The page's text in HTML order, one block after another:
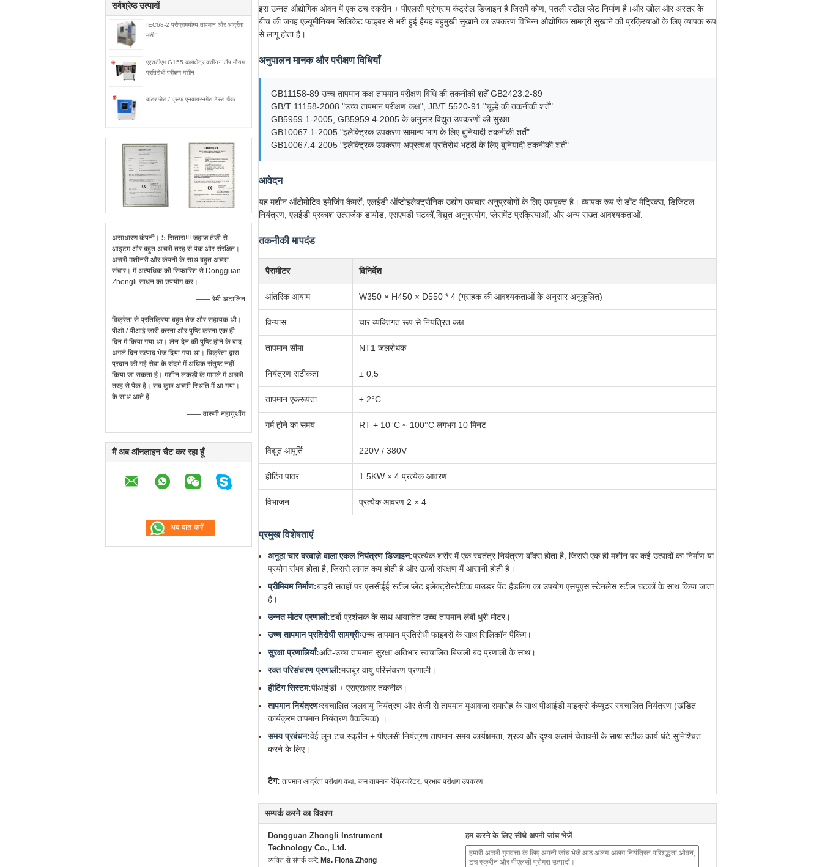
सर्वश्रेष्ठ उत्पादों
IEC68-2 प्रोग्रामयोग्य तापमान और आर्द्रता
मशीन
एएसटीएम G155 कार्यक्षेत्र क्सीनन लैंप मौसम
प्रतिरोधी परीक्षण मशीन
वाटर जेट / प्रूफ एनवायरनमेंट टेस्ट चैंबर
असाधारण कंपनी। 5 सितारा!!! जहाज तेजी से
आइटम और बहुत अच्छी तरह से पैक और संरक्षित।
अच्छी मशीनरी और कंपनी के साथ बहुत अच्छा
संचार। मैं अत्यधिक की सिफारिश से Dongguan
Zhongli साधन का उपयोग कर।
—— रेमी अटालिन
विक्रेता से प्रतिक्रिया बहुत तेज और सहायक थी।
पीओ / पीआई जारी करना और पुष्टि करना एक ही
दिन में किया गया था। लेन-देन की पुष्टि होने के बाद
अगले दिन उत्पाद भेज दिया गया था। विक्रेता द्वारा
प्रदान की गई सेवा के संदर्भ में अधिक संतुष्ट नहीं
किया जा सकता है। मशीन लकड़ी के मामले में अच्छी
तरह से पैक है। सब कुछ अच्छी स्थिति में आ गया।
के साथ आते हैं
—— वारुणी नहायुथोंग
मैं अब ऑनलाइन चैट कर रहा हूँ
इस उन्नत औद्योगिक ओवन में एक टच स्क्रीन + पीएलसी प्रोग्राम कंट्रोल डिजाइन है जिसमें कोण, पतली स्टील प्लेट निर्माण है।और खोल और अस्तर के
बीच की जगह एल्यूमीनियम सिलिकेट फाइबर से भरी हुई हैयह बहुमुखी सुखाने का उपकरण विभिन्न औद्योगिक सामग्री सुखाने की प्रक्रियाओं के लिए व्यापक रूप
से लागू होता है।
अनुपालन मानक और परीक्षण विधियाँ
GB11158-89 उच्च तापमान कक्ष तापमान परीक्षण विधि की तकनीकी शर्तें GB2423.2-89
GB/T 11158-2008 "उच्च तापमान परीक्षण कक्ष", JB/T 5520-91 "चूल्हे की तकनीकी शर्तें"
GB5959.1-2005, GB5959.4-2005 के अनुसार विद्युत उपकरणों की सुरक्षा
GB10067.1-2005 "इलेक्ट्रिक उपकरण सामान्य भाग के लिए बुनियादी तकनीकी शर्तें"
GB10067.4-2005 "इलेक्ट्रिक उपकरण अप्रत्यक्ष प्रतिरोध भट्ठी के लिए बुनियादी तकनीकी शर्तें"
आवेदन
यह मशीन ऑटोमोटिव इमेजिंग कैमरों, एलईडी ऑप्टोइलेक्ट्रॉनिक उद्योग उपचार अनुप्रयोगों के लिए उपयुक्त है। व्यापक रूप से डॉट मैट्रिक्स, डिजिटल
नियंत्रण, एलईडी प्रकाश उत्सर्जक डायोड, एसएमडी घटकों,विद्युत अनुप्रयोग, प्लेसमेंट प्रक्रियाओं, और अन्य सख्त आवश्यकताओं.
तकनीकी मापदंड
पैरामीटर विनिर्देश
आंतरिक आयाम W350 × H450 × D550 * 4 (ग्राहक की आवश्यकताओं के अनुसार अनुकूलित)
विन्यास चार व्यक्तिगत रूप से नियंत्रित कक्ष
तापमान सीमा NT1 जलरोधक
नियंत्रण सटीकता ± 0.5
तापमान एकरूपता ± 2°C
गर्म होने का समय RT + 10°C ~ 100°C लगभग 10 मिनट
विद्युत आपूर्ति 220V / 380V
हीटिंग पावर 1.5KW × 4 प्रत्येक आवरण
विभाजन प्रत्येक आवरण 2 × 4
प्रमुख विशेषताएं
अनूठा चार दरवाज़े वाला एकल नियंत्रण डिजाइन:प्रत्येक शरीर में एक स्वतंत्र नियंत्रण बॉक्स होता है, जिससे एक ही मशीन पर कई उत्पादों का निर्माण या
प्रयोग संभव होता है, जिससे लागत कम होती है और ऊर्जा संरक्षण में आसानी होती है।
प्रीमियम निर्माण:बाहरी सतहों पर एससीईई स्टील प्लेट इलेक्ट्रोस्टैटिक पाउडर पेंट हैंडलिंग का उपयोग एसयूएस स्टेनलेस स्टील घटकों के साथ किया जाता
है।
उन्नत मोटर प्रणाली:टर्बो प्रशंसक के साथ आयातित उच्च तापमान लंबी धुरी मोटर।
उच्च तापमान प्रतिरोधी सामग्रीःउच्च तापमान प्रतिरोधी फाइबरों के साथ सिलिकॉन पैकिंग।
सुरक्षा प्रणालियाँ:अति-उच्च तापमान सुरक्षा अतिभार स्वचालित बिजली बंद प्रणाली के साथ।
रक्त परिसंचरण प्रणाली:मजबूर वायु परिसंचरण प्रणाली।
हीटिंग सिस्टम:पीआईडी + एसएसआर तकनीक।
तापमान नियंत्रणःस्वचालित जलवायु नियंत्रण और तेजी से तापमान मुआवजा समारोह के साथ पीआईडी माइक्रो कंप्यूटर स्वचालित नियंत्रण (खंडित
कार्यक्रम तापमान नियंत्रण वैकल्पिक) ।
समय प्रबंधन:वेई लून टच स्क्रीन + पीएलसी नियंत्रण तापमान-समय कार्यक्षमता, श्रव्य और दृश्य अलार्म चेतावनी के साथ सटीक कार्य घंटे सुनिश्चित
करने के लिए।
टैग: तापमान आर्द्रता परीक्षण कक्ष, कम तापमान रेफ्रिजरेटर, प्रभाव परीक्षण उपकरण
सम्पर्क करने का विवरण
Dongguan Zhongli Instrument
Technology Co., Ltd.
व्यक्ति से संपर्क करें: Ms. Fiona Zhong
हम करने के लिए सीधे अपनी जांच भेजें